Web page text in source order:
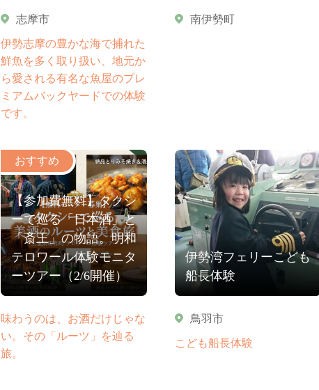
志摩市
伊勢志摩の豊かな海で捕れた
鮮魚を多く取り扱い、地元か
ら愛される有名な魚屋のプレ
ミアムバックヤードでの体験
です。
南伊勢町
【参加費無料】タクシ
ーで巡る「日本酒」と
「斎王」の物語。明和
テロワール体験モニタ
ーツアー（2/6開催）
味わうのは、お酒だけじゃな
い。その「ルーツ」を辿る
旅。
伊勢湾フェリーこども
船長体験
鳥羽市
こども船長体験